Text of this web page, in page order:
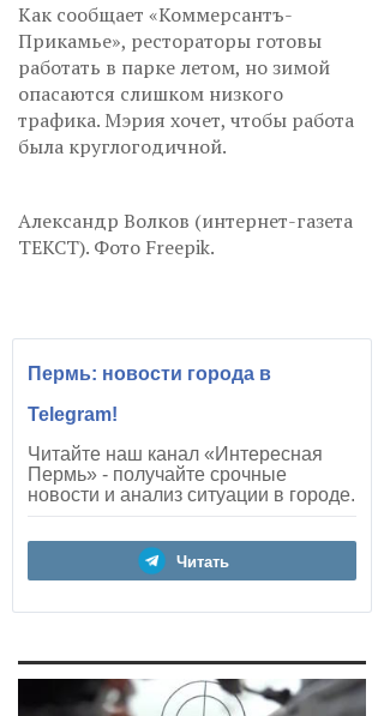
Как сообщает «Коммерсантъ-
Прикамье», рестораторы готовы
работать в парке летом, но зимой
опасаются слишком низкого
трафика. Мэрия хочет, чтобы работа
была круглогодичной.
Александр Волков (интернет-газета
ТЕКСТ). Фото Freepik.
Пермь: новости города в
Telegram!
Читайте наш канал «Интересная
Пермь» - получайте срочные
новости и анализ ситуации в городе.
Читать